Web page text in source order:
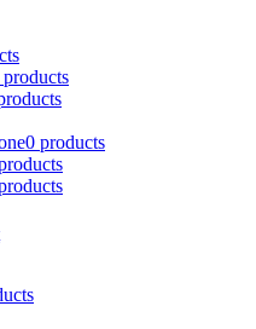
products
0 products